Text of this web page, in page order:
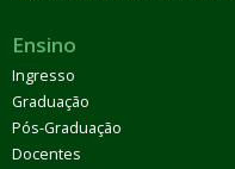
Ensino
Ingresso
Graduação
Pós-Graduação
Docentes